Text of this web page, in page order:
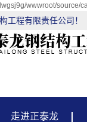
wwwroot/
工程有限责任公司！
走进正泰龙